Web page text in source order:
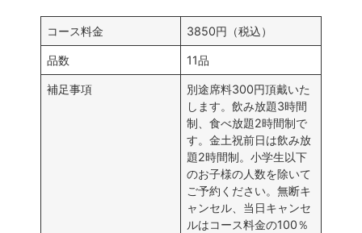
コース料金 3850円（税込）
品数 11品
補足事項
別途席料300円頂戴いた
します。飲み放題3時間
制、食べ放題2時間制で
す。金土祝前日は飲み放
題2時間制。小学生以下
のお子様の人数を除いて
ご予約ください。無断キ
ャンセル、当日キャンセ
ルはコース料金の100％